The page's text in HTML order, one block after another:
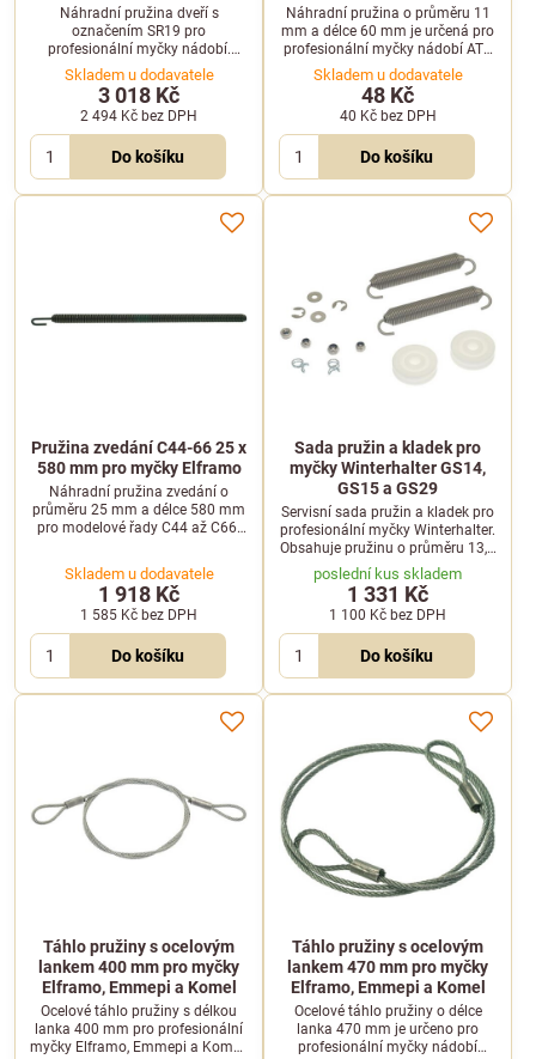
Náhradní pružina dveří s
označením SR19 pro
profesionální myčky nádobí.
Vhodná pro vybrané modely
značek Elframo, Emmepi a
Komel.
Skladem u dodavatele
3 018 Kč
2 494 Kč bez DPH
Do košíku
Náhradní pružina o průměru 11
mm a délce 60 mm je určená pro
profesionální myčky nádobí ATA
řady AL, AF a vybrané modely
Spaziale. Zajistí správný chod
mechanismu myčky.
Skladem u dodavatele
48 Kč
40 Kč bez DPH
Do košíku
Pružina zvedání C44-66 25 x
580 mm pro myčky Elframo
Náhradní pružina zvedání o
průměru 25 mm a délce 580 mm
pro modelové řady C44 až C66.
Komel.
Skladem u dodavatele
1 918 Kč
1 585 Kč bez DPH
Do košíku
Sada pružin a kladek pro
myčky Winterhalter GS14,
GS15 a GS29
Servisní sada pružin a kladek pro
profesionální myčky Winterhalter.
Obsahuje pružinu o průměru 13,6
x 80 mm a kladku o průměru 32
mm s otvorem 8 mm.
poslední kus skladem
1 331 Kč
1 100 Kč bez DPH
Do košíku
Táhlo pružiny s ocelovým
lankem 400 mm pro myčky
Elframo, Emmepi a Komel
Ocelové táhlo pružiny s délkou
lanka 400 mm pro profesionální
myčky Elframo, Emmepi a Komel.
Táhlo pružiny s ocelovým
lankem 470 mm pro myčky
Elframo, Emmepi a Komel
Ocelové táhlo pružiny o délce
lanka 470 mm je určeno pro
profesionální myčky nádobí